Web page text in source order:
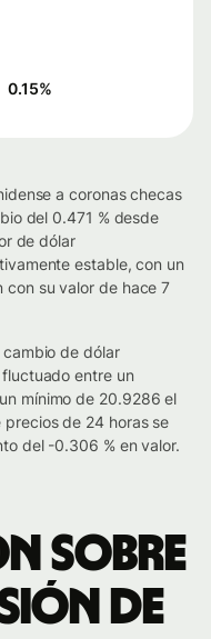
0.15%
a coronas checas
del 0.471 % desde
de dólar
estable, con un
con su valor de hace 7
de dólar
entre un
mínimo de 20.9286 el
de 24 horas se
del -0.306 % en valor.
sobre
de